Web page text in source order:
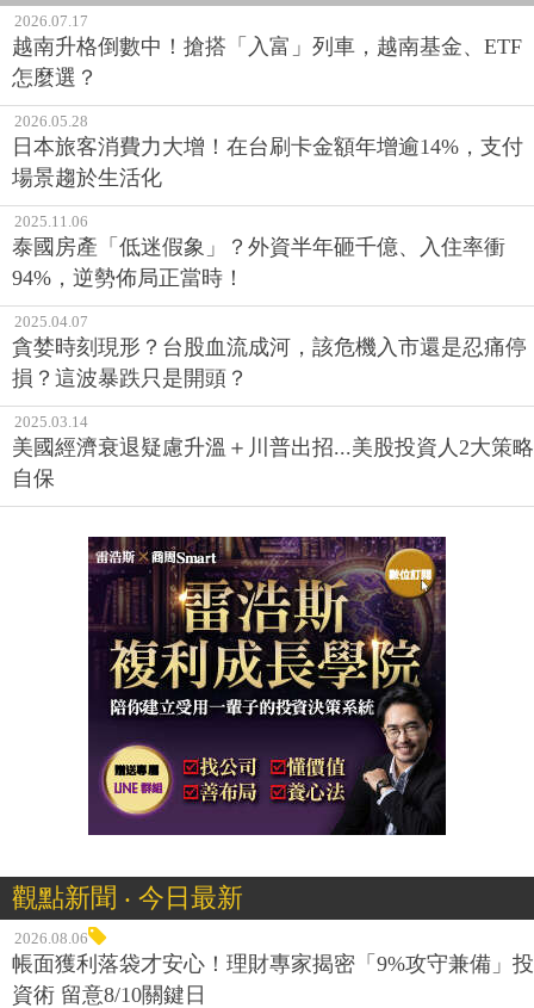
2026.07.17
越南升格倒數中！搶搭「入富」列車，越南基金、ETF
怎麼選？
2026.05.28
日本旅客消費力大增！在台刷卡金額年增逾14%，支付
場景趨於生活化
2025.11.06
泰國房產「低迷假象」？外資半年砸千億、入住率衝
94%，逆勢佈局正當時！
2025.04.07
貪婪時刻現形？台股血流成河，該危機入市還是忍痛停
損？這波暴跌只是開頭？
2025.03.14
美國經濟衰退疑慮升溫＋川普出招...美股投資人2大策略
自保
觀點新聞 ‧ 今日最新
2026.08.06
帳面獲利落袋才安心！理財專家揭密「9%攻守兼備」投
資術 留意8/10關鍵日